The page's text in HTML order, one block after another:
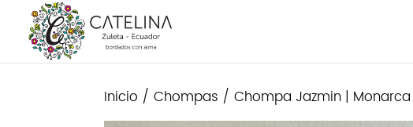
Inicio / Chompas / Chompa Jazmin | Monarca